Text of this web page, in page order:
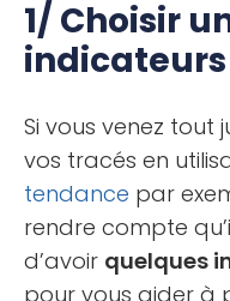
1/ Choisir
indicateurs
Si vous venez tout
vos tracés en
tendance par
rendre compte
d’avoir quelques
pour vous aider à